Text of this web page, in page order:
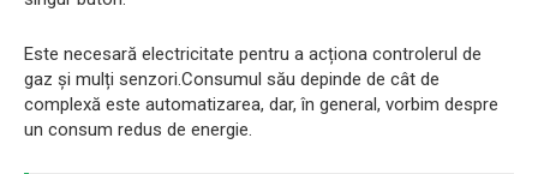
Este necesară electricitate pentru a acționa controlerul de
gaz și mulți senzori.Consumul său depinde de cât de
complexă este automatizarea, dar, în general, vorbim despre
un consum redus de energie.